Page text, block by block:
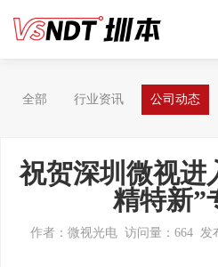
全部 行业资讯 公司动态
祝贺深圳微视进
精特新”
作者：微视光电 访问量：664 发